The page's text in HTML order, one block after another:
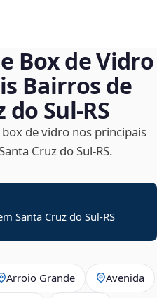
Box de Vidro
Bairros de
Sul‑RS
de vidro nos principais
Cruz do Sul‑RS.
Santa Cruz do Sul-RS
Arroio Grande Avenida